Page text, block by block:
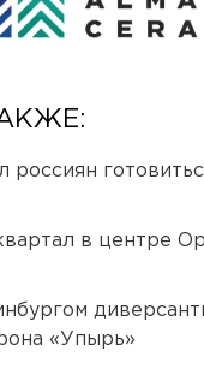
россиян
в центре
«Упырь»